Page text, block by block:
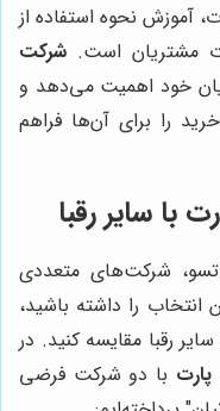
آموزش نحوه استفاده از
مشتریان است. شرکت
خود اهمیت می‌دهد و
را برای آن‌ها فراهم
با سایر رقبا
شرکت‌های متعددی
انتخاب را داشته باشید،
سایر رقبا مقایسه کنید. در
با دو شرکت فرضی